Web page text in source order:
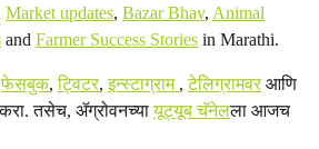
Market updates, Bazar Bhav, Animal
and Farmer Success Stories in Marathi.
फेसबुक,ट्विटर,इन्स्टाग्राम ,टेलिग्रामवरआणि
तसेच, ॲग्रोवनच्यायूट्यूब चॅनेलला आजच